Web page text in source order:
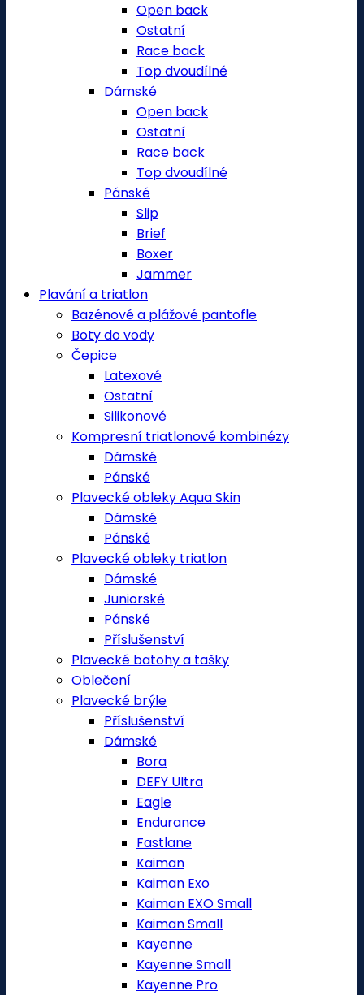
Open back
Ostatní
Race back
Top dvoudílné
Dámské
Open back
Ostatní
Race back
Top dvoudílné
Pánské
Slip
Brief
Boxer
Jammer
Plavání a triatlon
Bazénové a plážové pantofle
Boty do vody
Čepice
Latexové
Ostatní
Silikonové
Kompresní triatlonové kombinézy
Dámské
Pánské
Plavecké obleky Aqua Skin
Dámské
Pánské
Plavecké obleky triatlon
Dámské
Juniorské
Pánské
Příslušenství
Plavecké batohy a tašky
Oblečení
Plavecké brýle
Příslušenství
Dámské
Bora
DEFY Ultra
Eagle
Endurance
Fastlane
Kaiman
Kaiman Exo
Kaiman EXO Small
Kaiman Small
Kayenne
Kayenne Small
Kayenne Pro